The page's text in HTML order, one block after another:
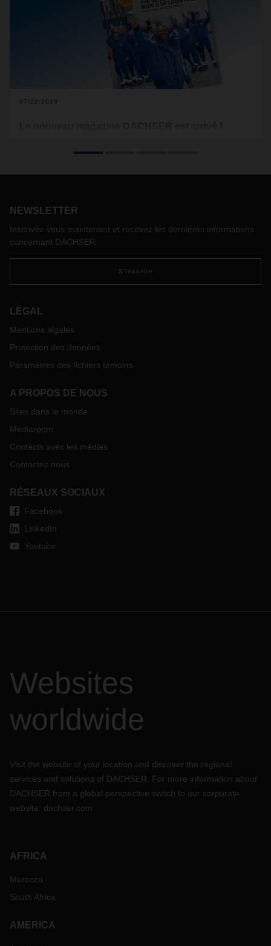
07/22/2019
NEWSLETTER
Inscrivez-vous maintenant et recevez les dernières informations
concernant DACHSER
S'inscrire
LÉGAL
Mentions légales
Protection des données
Paramètres des fichiers témoins
A PROPOS DE NOUS
Sites dans le monde
Mediaroom
Contacts avec les médias
Contactez nous
RÉSEAUX SOCIAUX
Facebook
LinkedIn
Youtube
Websites
worldwide
Visit the website of your location and discover the regional
services and solutions of DACHSER. For more information about
DACHSER from a global perspective switch to our corporate
website: dachser.com
AFRICA
Morocco
South Africa
AMERICA